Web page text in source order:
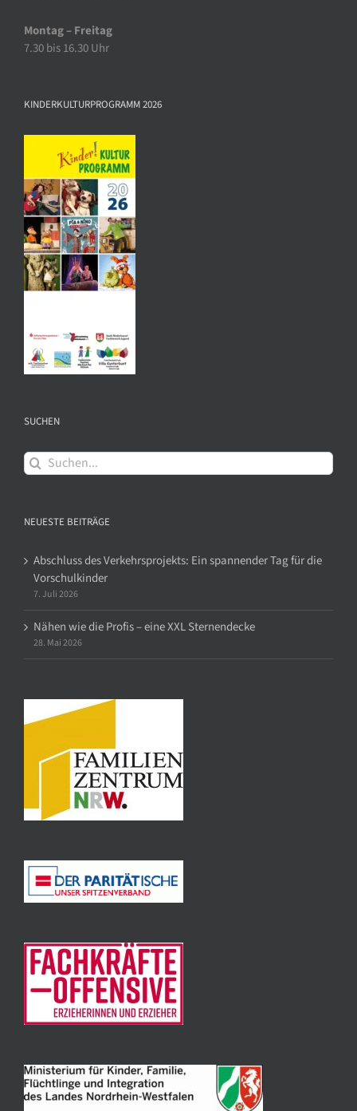
Montag – Freitag
7.30 bis 16.30 Uhr
KINDERKULTURPROGRAMM 2026
SUCHEN
Suche
nach:
NEUESTE BEITRÄGE
Abschluss des Verkehrsprojekts: Ein spannender Tag für die
Vorschulkinder
7. Juli 2026
Nähen wie die Profis – eine XXL Sternendecke
28. Mai 2026